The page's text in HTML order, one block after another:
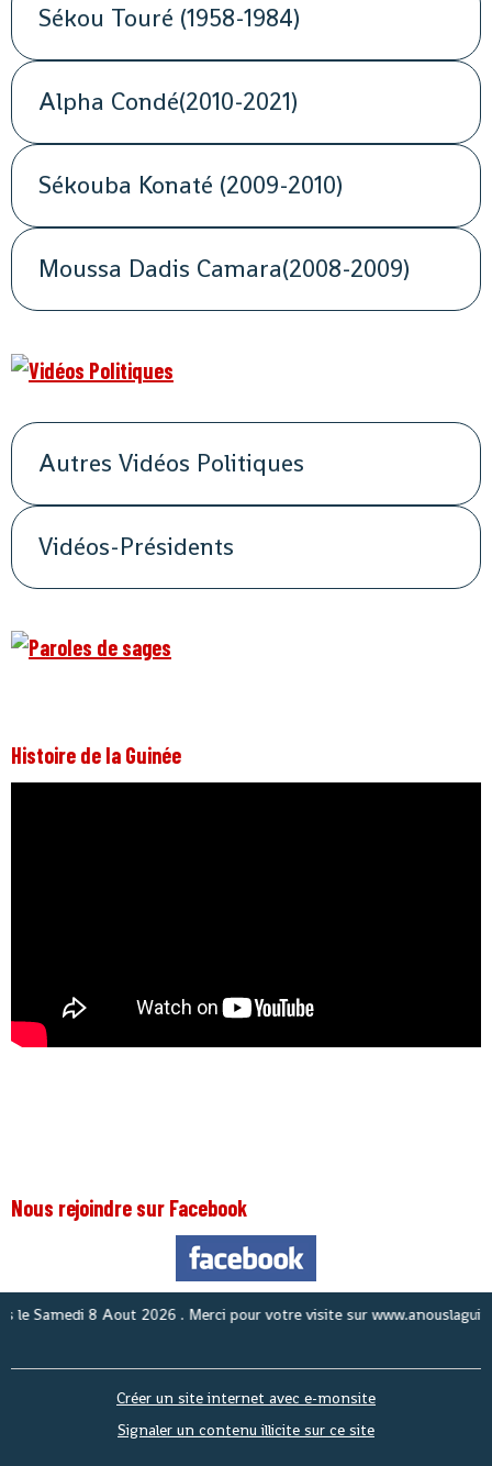
Sékou Touré (1958-1984)
Alpha Condé(2010-2021)
Sékouba Konaté (2009-2010)
Moussa Dadis Camara(2008-2009)
Autres Vidéos Politiques
Vidéos-Présidents
Histoire de la Guinée
Nous rejoindre sur Facebook
Créer un site internet avec e-monsite
Signaler un contenu illicite sur ce site